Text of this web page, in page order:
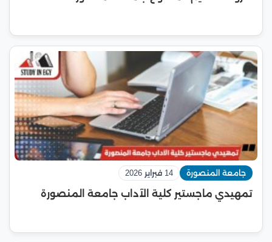
جامعة المنصورة 14 فبراير 2026
تمهيدي ماجستير كلية الآداب جامعة المنصورة